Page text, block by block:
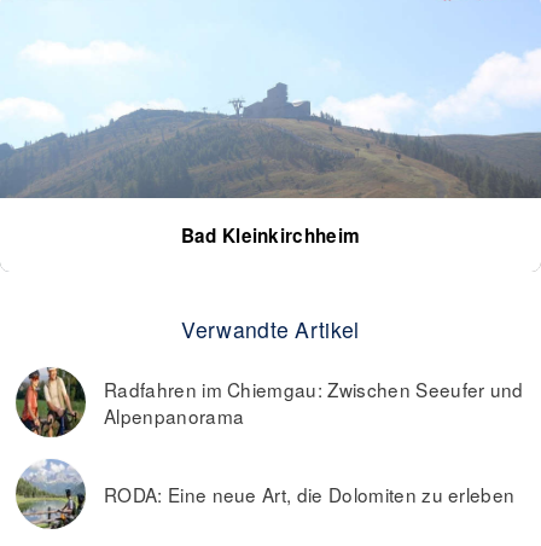
Bad Kleinkirchheim
Verwandte Artikel
Radfahren im Chiemgau: Zwischen Seeufer und
Alpenpanorama
RODA: Eine neue Art, die Dolomiten zu erleben